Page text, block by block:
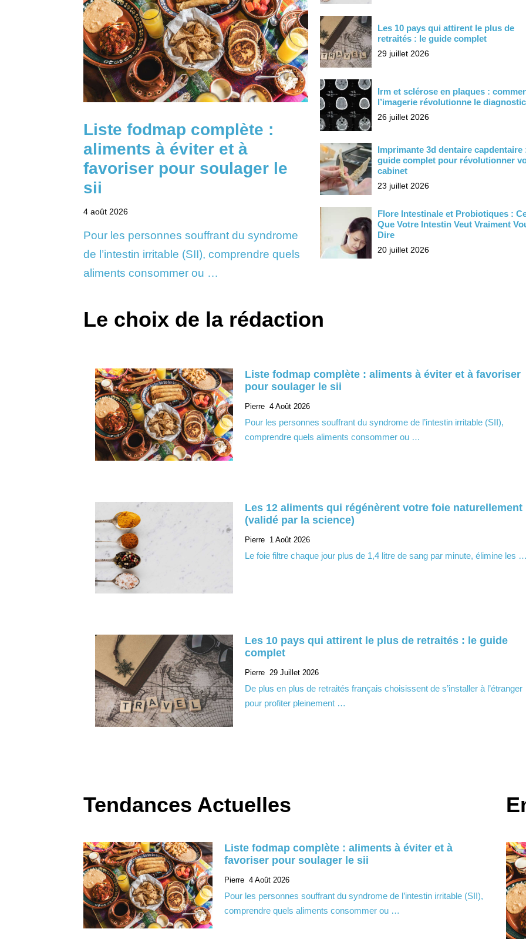
Liste fodmap complète :
aliments à éviter et à
favoriser pour soulager le
sii
4 août 2026
Pour les personnes souffrant du syndrome
de l’intestin irritable (SII), comprendre quels
aliments consommer ou …
Les 10 pays qui attirent le plus de
retraités : le guide complet
29 juillet 2026
Irm et sclérose en plaques :
l’imagerie révolutionne le diagnostic
26 juillet 2026
Imprimante 3d dentaire capdentaire
guide complet pour révolutionner
cabinet
23 juillet 2026
Flore Intestinale et Probiotiques :
Que Votre Intestin Veut Vraiment
Dire
20 juillet 2026
Le choix de la rédaction
Liste fodmap complète : aliments à éviter et à favoriser
pour soulager le sii
Pierre 4 Août 2026
Pour les personnes souffrant du syndrome de l’intestin irritable (SII),
comprendre quels aliments consommer ou …
Les 12 aliments qui régénèrent votre foie naturellement
(validé par la science)
Pierre 1 Août 2026
Le foie filtre chaque jour plus de 1,4 litre de sang par minute, élimine les
Les 10 pays qui attirent le plus de retraités : le guide
complet
Pierre 29 Juillet 2026
De plus en plus de retraités français choisissent de s’installer à l’étranger
pour profiter pleinement …
Tendances Actuelles
Liste fodmap complète : aliments à éviter et à
favoriser pour soulager le sii
Pierre 4 Août 2026
Pour les personnes souffrant du syndrome de l’intestin irritable (SII),
comprendre quels aliments consommer ou …